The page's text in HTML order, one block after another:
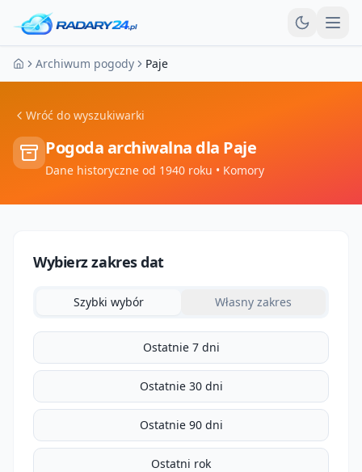
Strona główna
Archiwum pogody Paje
Wróć do wyszukiwarki
Pogoda archiwalna dla Paje
Dane historyczne od 1940 roku • Komory
Wybierz zakres dat
Szybki wybór Własny zakres
Ostatnie 7 dni
Ostatnie 30 dni
Ostatnie 90 dni
Ostatni rok